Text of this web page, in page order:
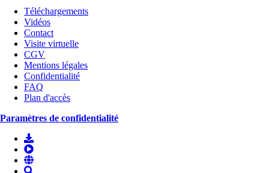
Téléchargements
Vidéos
Contact
Visite virtuelle
CGV
Mentions légales
Confidentialité
FAQ
Plan d'accès
Paramètres de confidentialité